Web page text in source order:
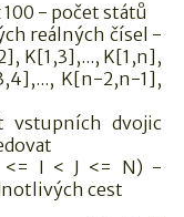
100 - počet států
reálných čísel -
K[1,3],..., K[1,n],
K[n-2,n-1],
vstupních dvojic
<= I < J <= N) -
cest